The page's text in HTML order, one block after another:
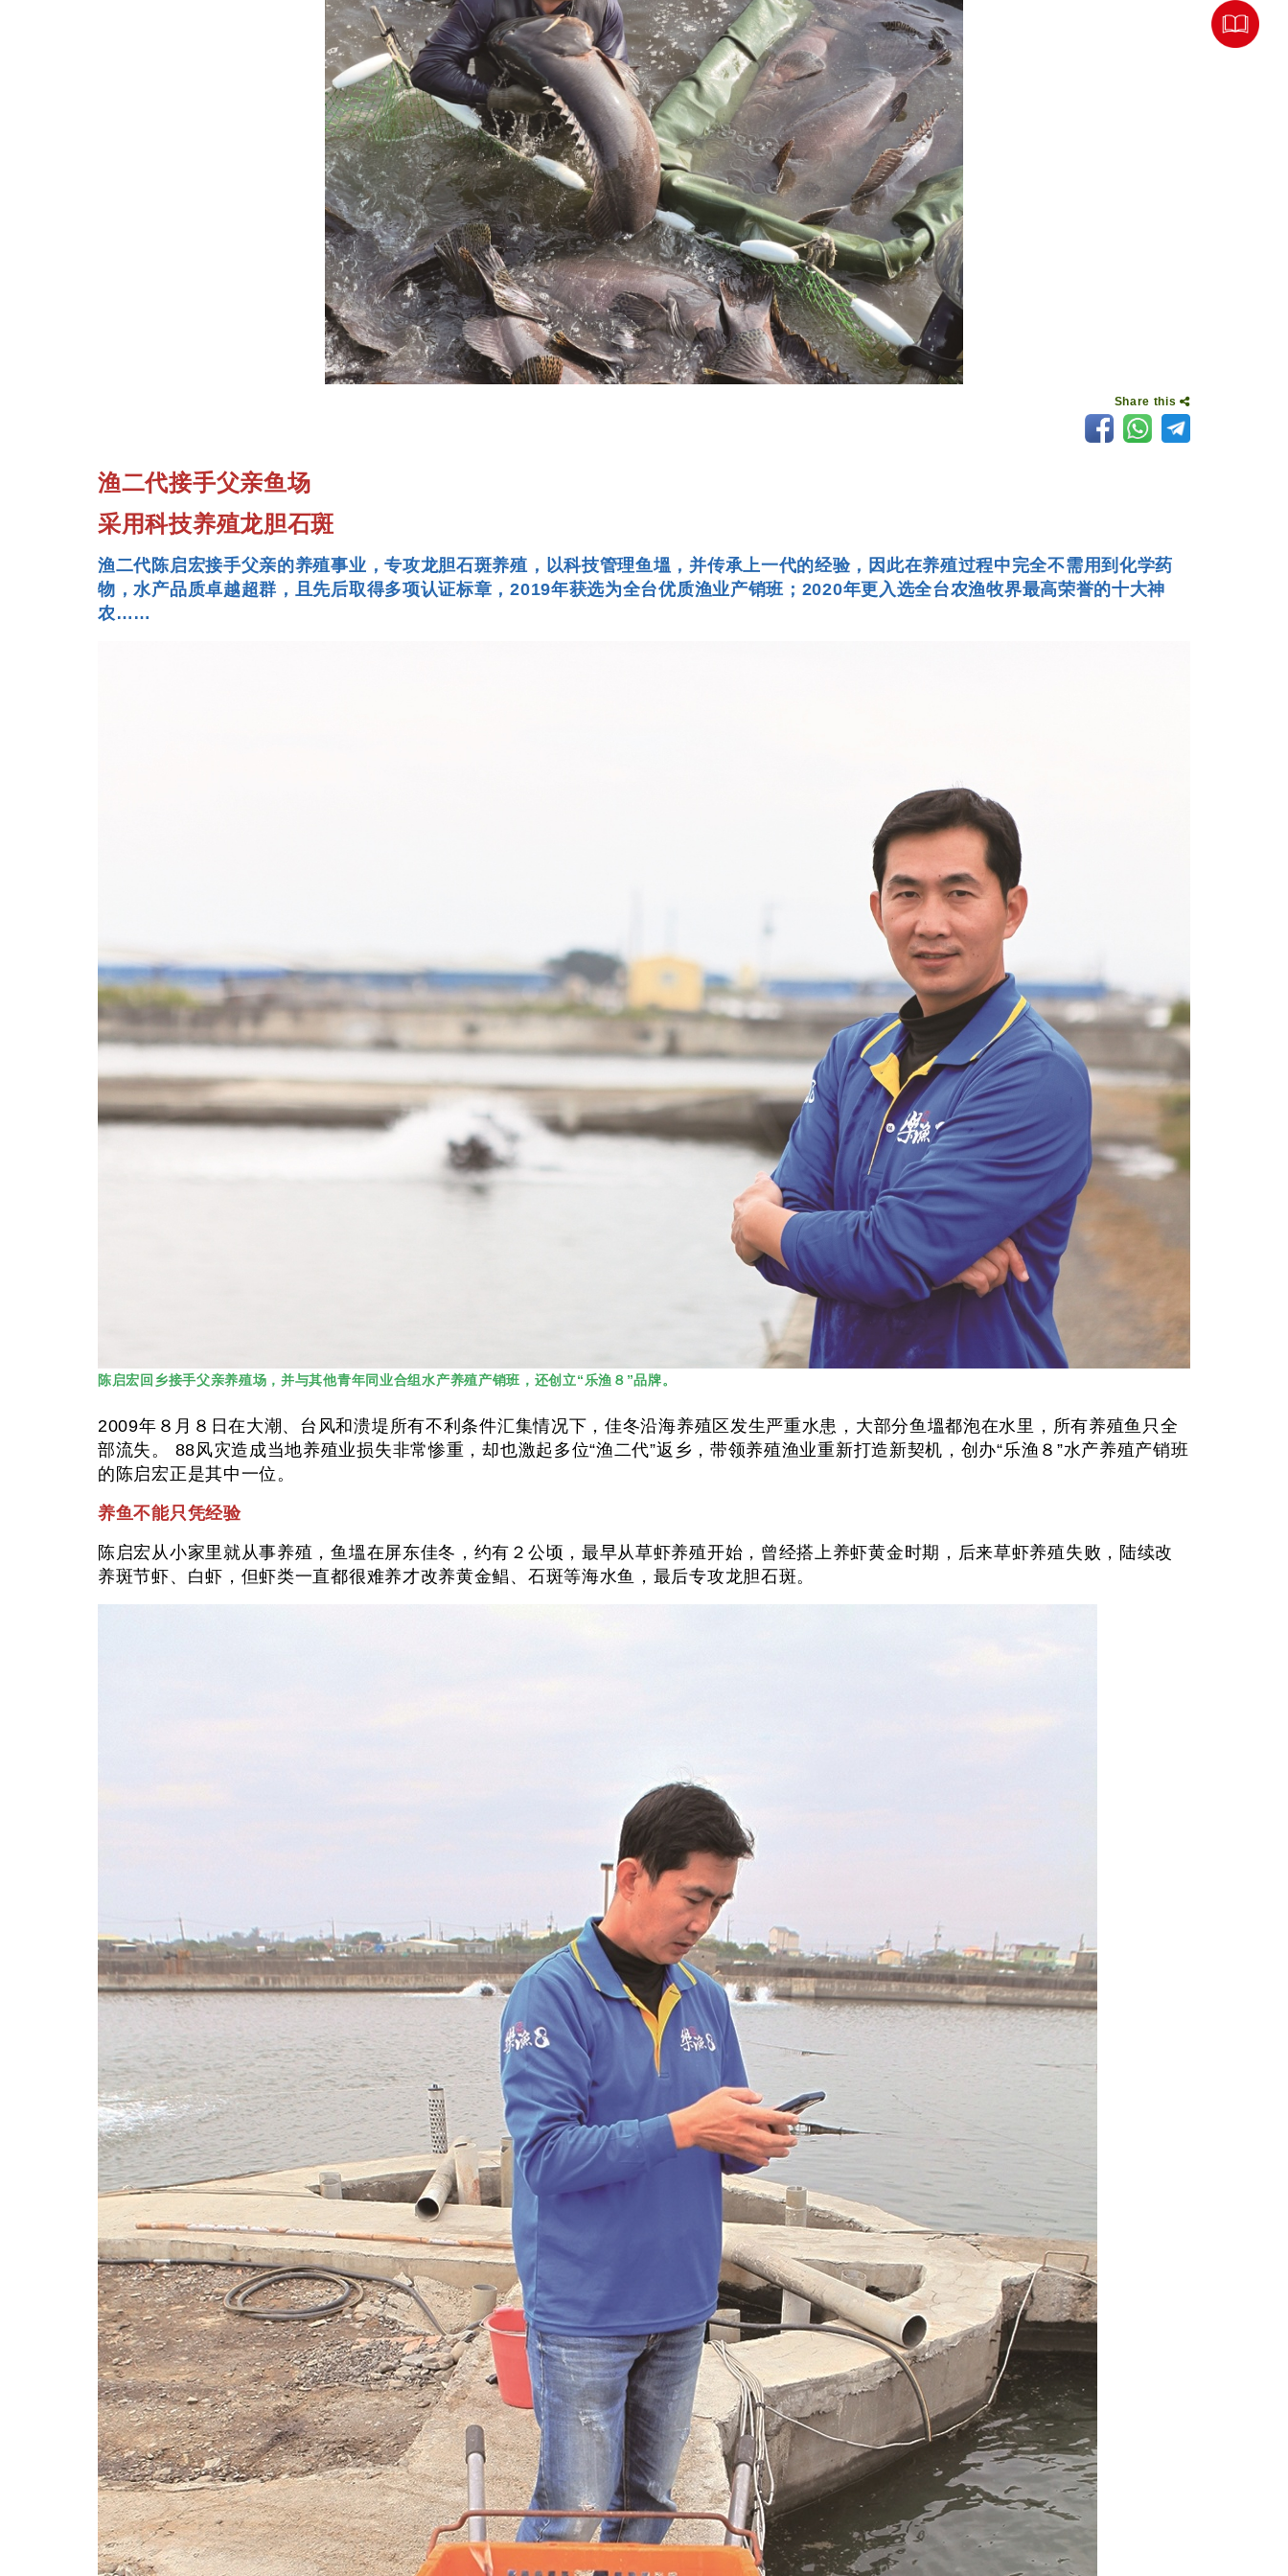
Share this
渔二代接手父亲鱼场
采用科技养殖龙胆石斑
渔二代陈启宏接手父亲的养殖事业，专攻龙胆石斑养殖，以科技管理鱼塭，并传承上一代的经验，因此在养殖过程中完全不需用到化学药
物，水产品质卓越超群，且先后取得多项认证标章，2019年获选为全台优质渔业产销班；2020年更入选全台农渔牧界最高荣誉的十大神
农……
陈启宏回乡接手父亲养殖场，并与其他青年同业合组水产养殖产销班，还创立“乐渔８”品牌。
2009年８月８日在大潮、台风和溃堤所有不利条件汇集情况下，佳冬沿海养殖区发生严重水患，大部分鱼塭都泡在水里，所有养殖鱼只全
部流失。 88风灾造成当地养殖业损失非常惨重，却也激起多位“渔二代”返乡，带领养殖渔业重新打造新契机，创办“乐渔８”水产养殖产销班
的陈启宏正是其中一位。
养鱼不能只凭经验
陈启宏从小家里就从事养殖，鱼塭在屏东佳冬，约有２公顷，最早从草虾养殖开始，曾经搭上养虾黄金时期，后来草虾养殖失败，陆续改
养斑节虾、白虾，但虾类一直都很难养才改养黄金鲳、石斑等海水鱼，最后专攻龙胆石斑。